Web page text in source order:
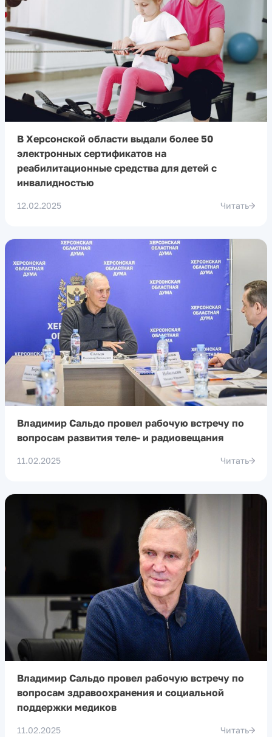
В Херсонской области выдали более 50
электронных сертификатов на
реабилитационные средства для детей с
инвалидностью
12.02.2025 Читать
Владимир Сальдо провел рабочую встречу по
вопросам развития теле- и радиовещания
11.02.2025 Читать
Владимир Сальдо провел рабочую встречу по
вопросам здравоохранения и социальной
поддержки медиков
11.02.2025 Читать